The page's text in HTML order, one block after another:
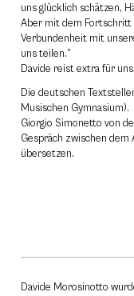
uns glücklich schätzen,
Aber mit dem Fortschritt
Verbundenheit mit
uns teilen.”
Davide reist extra für uns
Die deutschen
Musischen Gymnasium).
Giorgio Simonetto von
Gespräch zwischen
übersetzen.
Davide Morosinotto